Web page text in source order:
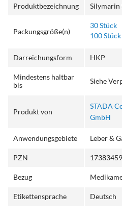
Produktbezeichnung Silymarin
Packungsgröße(n)
30 Stück
100 Stück
Darreichungsform HKP
Mindestens haltbar
bis
Siehe
Produkt von
STADA
GmbH
Anwendungsgebiete Leber &
PZN 17383459
Bezug
Etikettensprache Deutsch